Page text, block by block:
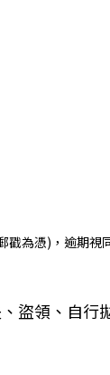
為憑)，逾期視
盜領、自行